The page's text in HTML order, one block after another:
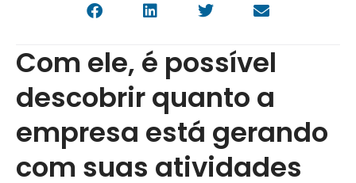
Com ele, é possível
descobrir quanto a
empresa está gerando
com suas atividades